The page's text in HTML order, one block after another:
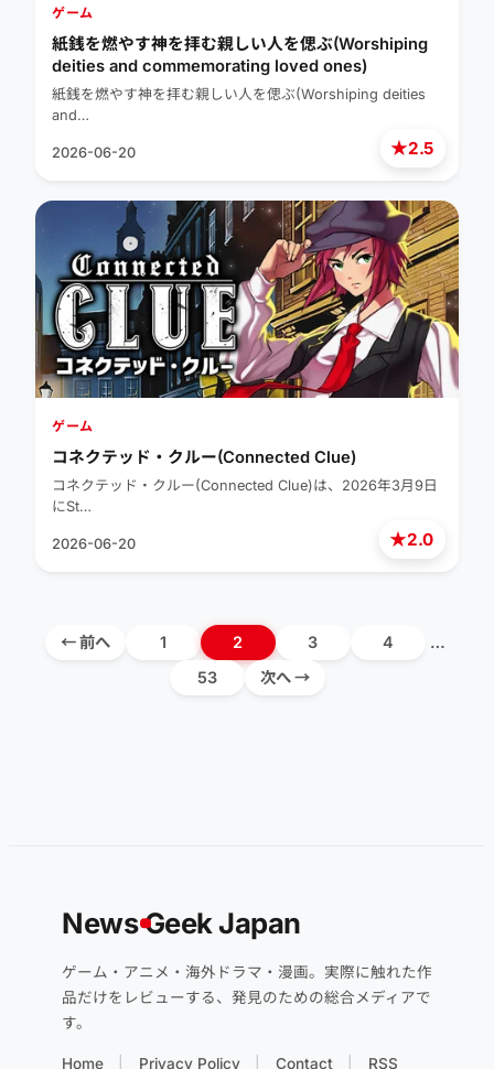
★2.5
ゲーム
紙銭を燃やす神を拝む親しい人を偲ぶ(Worshiping
deities and commemorating loved ones)
紙銭を燃やす神を拝む親しい人を偲ぶ(Worshiping deities
and…
2026-06-20
★2.0
ゲーム
コネクテッド・クルー(Connected Clue)
コネクテッド・クルー(Connected Clue)は、2026年3月9日
にSt…
2026-06-20
← 前へ 1 2 3 4
…
53
次へ →
NewsGeek Japan
ゲーム・アニメ・海外ドラマ・漫画。実際に触れた作
品だけをレビューする、発見のための総合メディアで
す。
Home Privacy Policy Contact RSS